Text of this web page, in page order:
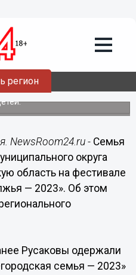
регион
представят
«Успешная семья
NewsRoom24.ru - Семья
округа
область на фестивале
— 2023». Об этом
Русаковы одержали
семья — 2023»